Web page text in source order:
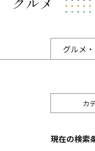
グルメ
カ
居酒屋
金沢(片
未選択
現在の検索